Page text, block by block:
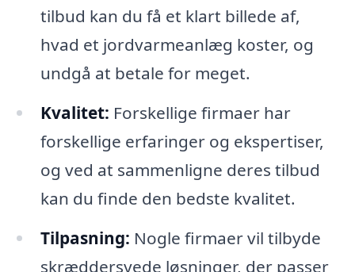
tilbud kan du få et klart billede af,
hvad et jordvarmeanlæg koster, og
undgå at betale for meget.
Kvalitet: Forskellige firmaer har
forskellige erfaringer og ekspertiser,
og ved at sammenligne deres tilbud
kan du finde den bedste kvalitet.
Tilpasning: Nogle firmaer vil tilbyde
skræddersyede løsninger, der passer